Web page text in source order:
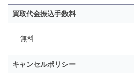
買取代金振込手数料
無料
キャンセルポリシー